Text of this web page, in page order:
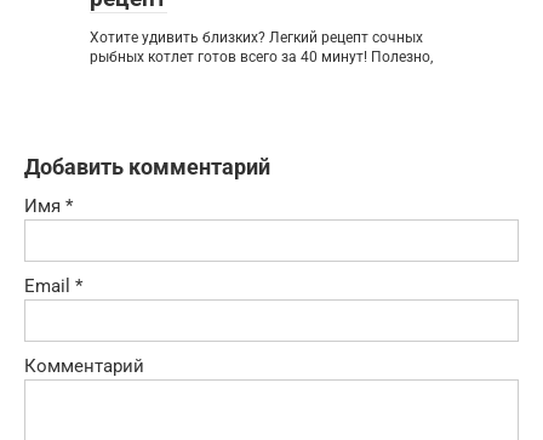
Хотите удивить близких? Легкий рецепт сочных
рыбных котлет готов всего за 40 минут! Полезно,
Добавить комментарий
Имя *
Email *
Комментарий